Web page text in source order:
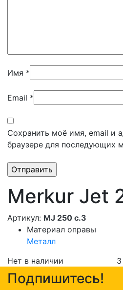
Имя *
Email *
Сохранить моё имя, email и
браузере для последующих
Merkur Jet
Артикул: MJ 250 c.3
Материал оправы
Металл
Нет в наличии
Подпишитесь!